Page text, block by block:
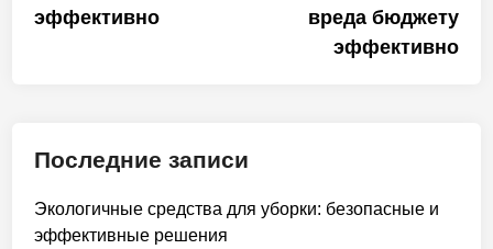
эффективно
вреда бюджету
эффективно
Последние записи
Экологичные средства для уборки: безопасные и
эффективные решения